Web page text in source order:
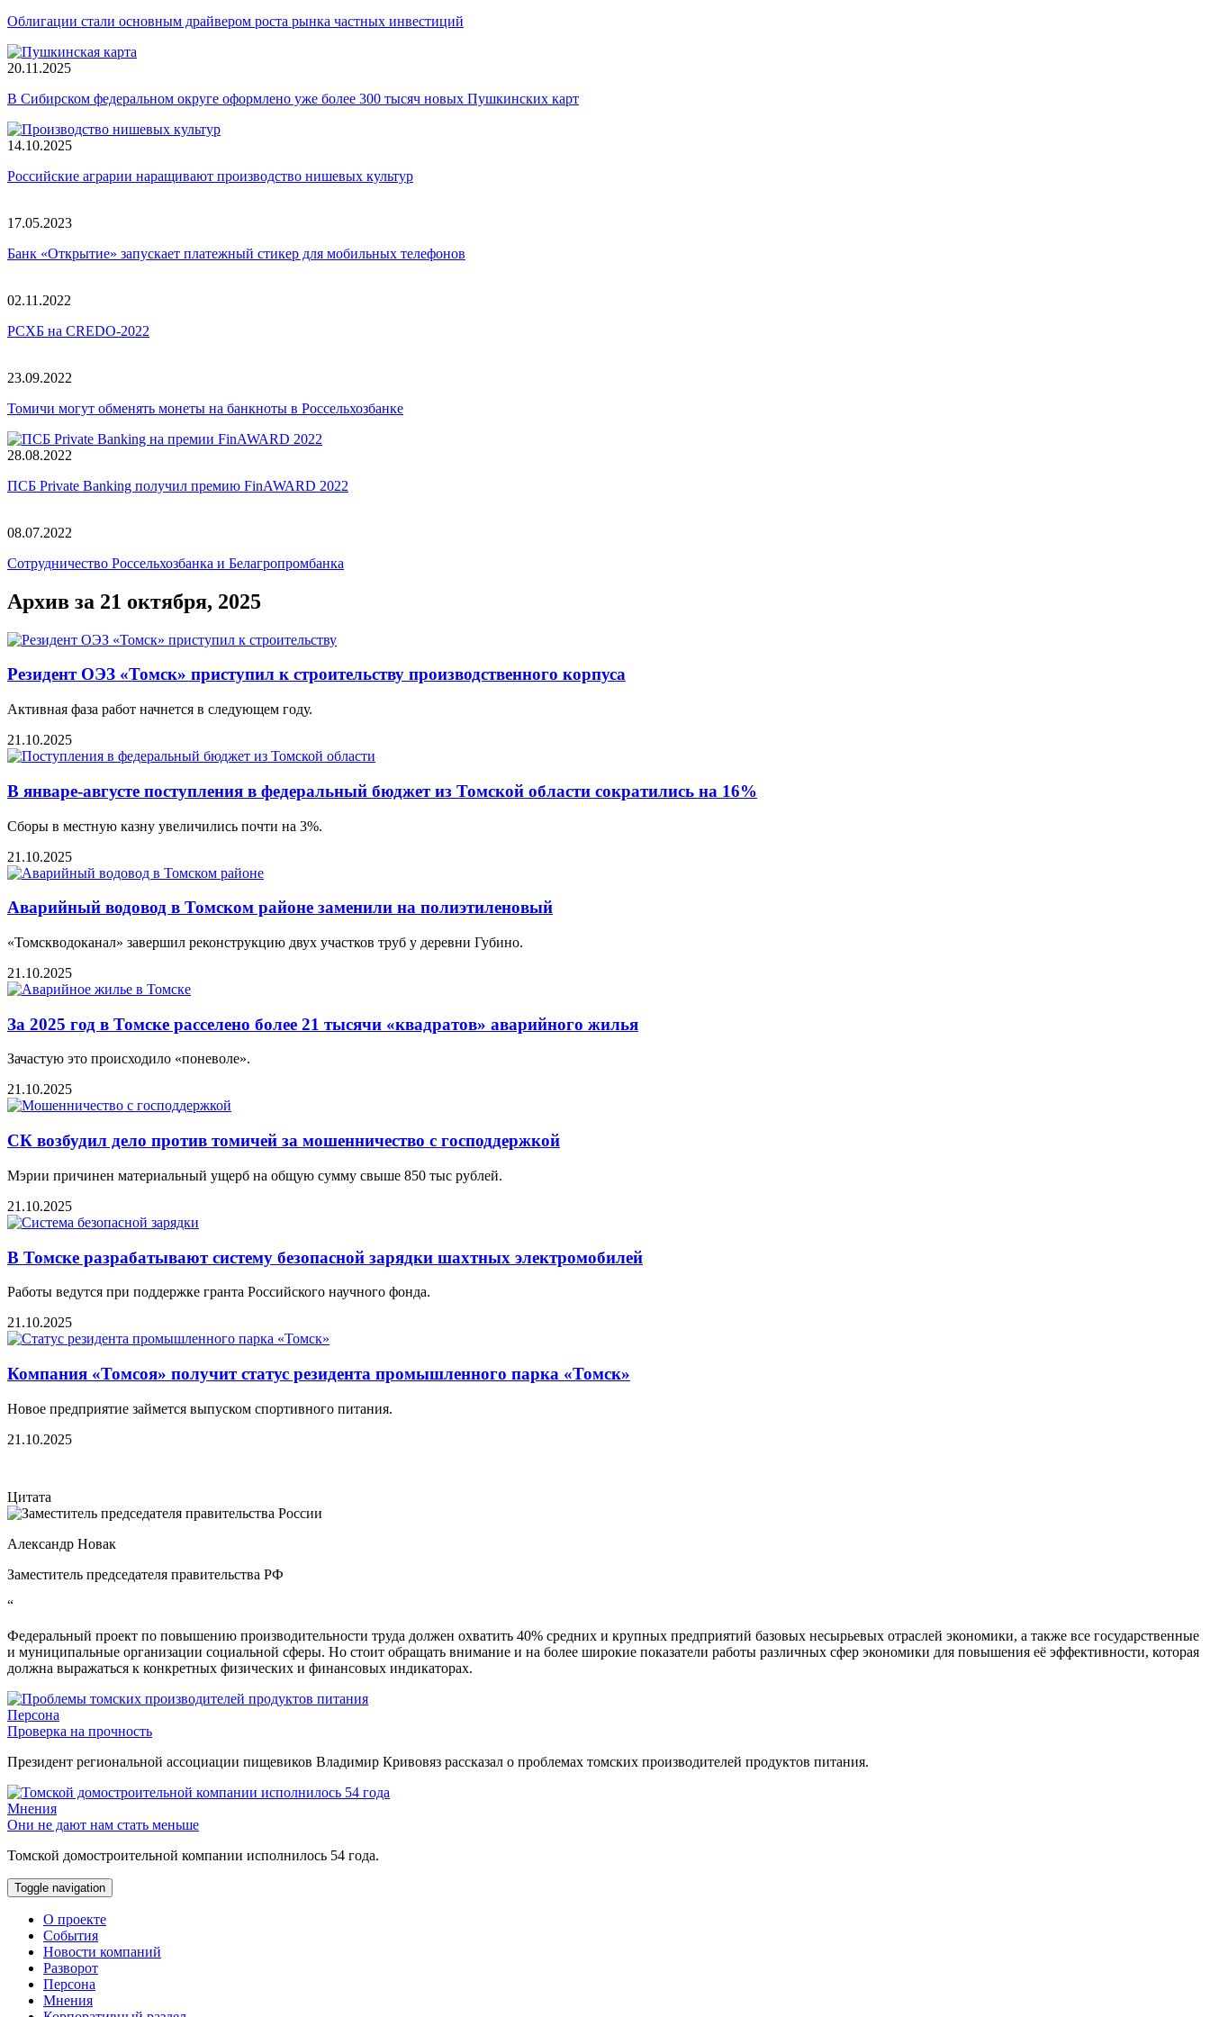
Облигации стали основным драйвером роста рынка частных инвестиций
20.11.2025
В Сибирском федеральном округе оформлено уже более 300 тысяч новых Пушкинских карт
14.10.2025
Российские аграрии наращивают производство нишевых культур
17.05.2023
Банк «Открытие» запускает платежный стикер для мобильных телефонов
02.11.2022
РСХБ на CREDO-2022
23.09.2022
Томичи могут обменять монеты на банкноты в Россельхозбанке
28.08.2022
ПСБ Private Banking получил премию FinAWARD 2022
08.07.2022
Сотрудничество Россельхозбанка и Белагропромбанка
Архив за 21 октября, 2025
Резидент ОЭЗ «Томск» приступил к строительству производственного корпуса
Активная фаза работ начнется в следующем году.
21.10.2025
В январе-августе поступления в федеральный бюджет из Томской области сократились на 16%
Сборы в местную казну увеличились почти на 3%.
21.10.2025
Аварийный водовод в Томском районе заменили на полиэтиленовый
«Томскводоканал» завершил реконструкцию двух участков труб у деревни Губино.
21.10.2025
За 2025 год в Томске расселено более 21 тысячи «квадратов» аварийного жилья
Зачастую это происходило «поневоле».
21.10.2025
СК возбудил дело против томичей за мошенничество с господдержкой
Мэрии причинен материальный ущерб на общую сумму свыше 850 тыс рублей.
21.10.2025
В Томске разрабатывают систему безопасной зарядки шахтных электромобилей
Работы ведутся при поддержке гранта Российского научного фонда.
21.10.2025
Компания «Томсоя» получит статус резидента промышленного парка «Томск»
Новое предприятие займется выпуском спортивного питания.
21.10.2025
Цитата
Александр Новак
Заместитель председателя правительства РФ
“
Федеральный проект по повышению производительности труда должен охватить 40% средних и крупных предприятий базовых несырьевых отраслей экономики, а также все государственные
и муниципальные организации социальной сферы. Но стоит обращать внимание и на более широкие показатели работы различных сфер экономики для повышения её эффективности, которая
должна выражаться к конкретных физических и финансовых индикаторах.
Персона
Проверка на прочность
Президент региональной ассоциации пищевиков Владимир Кривовяз рассказал о проблемах томских производителей продуктов питания.
Мнения
Они не дают нам стать меньше
Томской домостроительной компании исполнилось 54 года.
Toggle navigation
О проекте
События
Новости компаний
Разворот
Персона
Мнения